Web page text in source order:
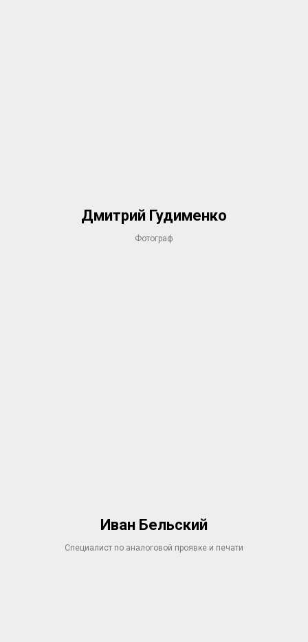
Дмитрий Гудименко
Фотограф
Иван Бельский
Специалист по аналоговой проявке и печати